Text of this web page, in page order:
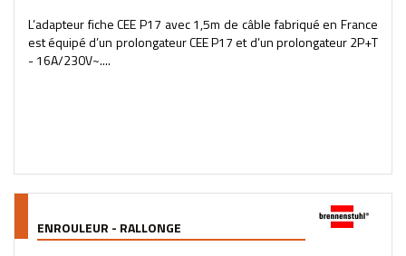
L’adapteur fiche CEE P17 avec 1,5m de câble fabriqué en France
est équipé d’un prolongateur CEE P17 et d’un prolongateur 2P+T
- 16A/230V~....
ENROULEUR - RALLONGE